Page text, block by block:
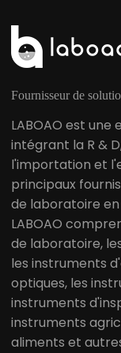
Fournisseur de
LABOAO est
intégrant la R &
l'importation et
principaux
de laboratoire
LABOAO
de laboratoire,
les instruments
optiques, les
instruments
instruments
aliments et